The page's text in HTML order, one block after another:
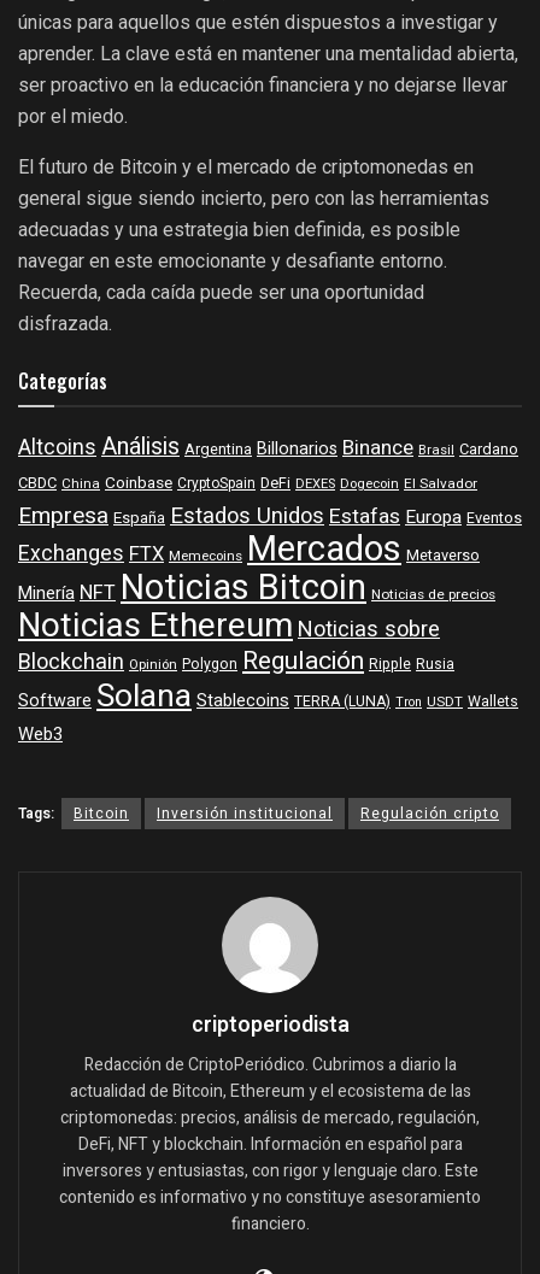
únicas para aquellos que estén dispuestos a investigar y
aprender. La clave está en mantener una mentalidad abierta,
ser proactivo en la educación financiera y no dejarse llevar
por el miedo.
El futuro de Bitcoin y el mercado de criptomonedas en
general sigue siendo incierto, pero con las herramientas
adecuadas y una estrategia bien definida, es posible
navegar en este emocionante y desafiante entorno.
Recuerda, cada caída puede ser una oportunidad
disfrazada.
Categorías
AltcoinsAnálisis Argentina BillonariosBinance Brasil Cardano
CBDC China Coinbase CryptoSpain DeFi DEXES Dogecoin El Salvador
Empresa España Estados UnidosEstafasEuropa Eventos
ExchangesFTX Memecoins Mercados Metaverso
MineríaNFTNoticias Bitcoin Noticias de precios
Noticias EthereumNoticias sobre
Blockchain Opinión Polygon Regulación Ripple Rusia
SoftwareSolanaStablecoins TERRA (LUNA) Tron USDT Wallets
Web3
Tags: Bitcoin Inversión institucional Regulación cripto
criptoperiodista
Redacción de CriptoPeriódico. Cubrimos a diario la
actualidad de Bitcoin, Ethereum y el ecosistema de las
criptomonedas: precios, análisis de mercado, regulación,
DeFi, NFT y blockchain. Información en español para
inversores y entusiastas, con rigor y lenguaje claro. Este
contenido es informativo y no constituye asesoramiento
financiero.